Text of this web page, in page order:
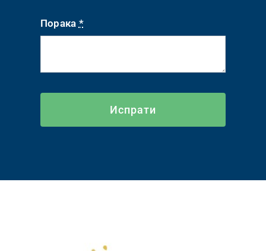
Порака *
Испрати